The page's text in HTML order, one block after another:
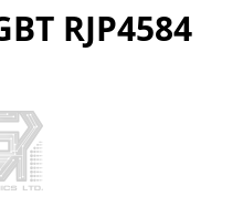
RJP4584